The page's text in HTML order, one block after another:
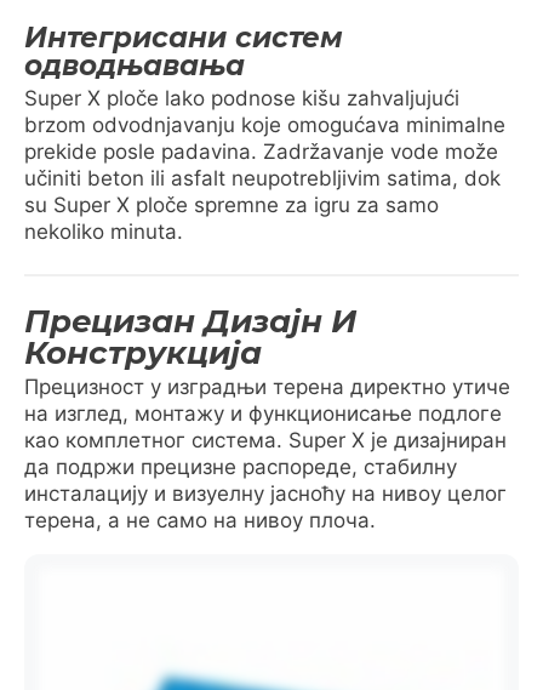
Интегрисани систем
одводњавања
Super X ploče lako podnose kišu zahvaljujući
brzom odvodnjavanju koje omogućava minimalne
prekide posle padavina. Zadržavanje vode može
učiniti beton ili asfalt neupotrebljivim satima, dok
su Super X ploče spremne za igru za samo
nekoliko minuta.
Прецизан Дизајн И
Конструкција
Прецизност у изградњи терена директно утиче
на изглед, монтажу и функционисање подлоге
као комплетног система. Super X је дизајниран
да подржи прецизне распореде, стабилну
инсталацију и визуелну јасноћу на нивоу целог
терена, а не само на нивоу плоча.